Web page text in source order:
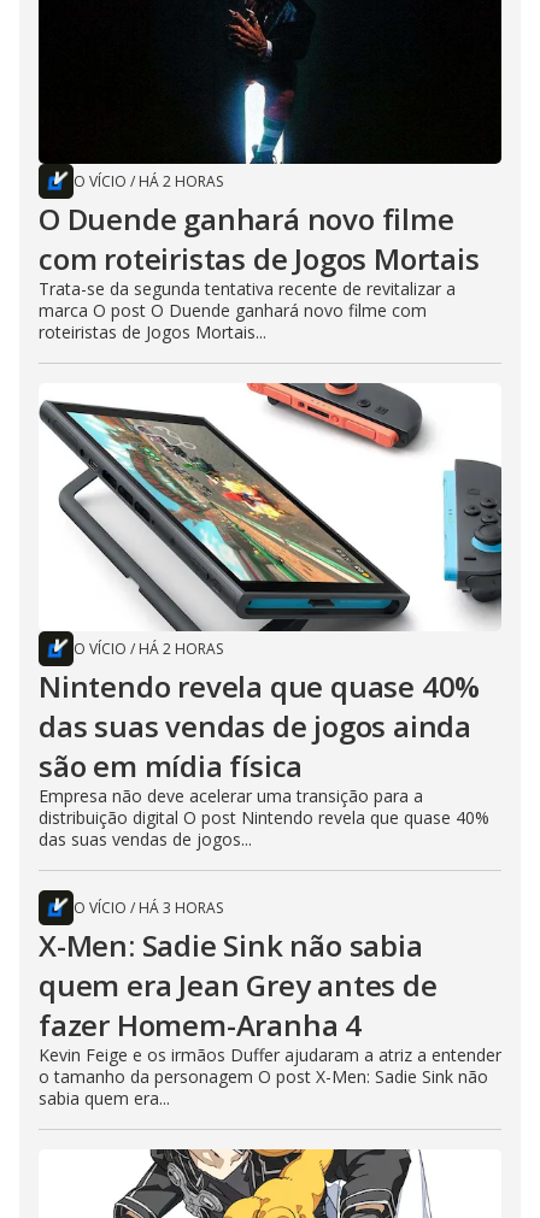
O VÍCIO / HÁ 2 HORAS
O Duende ganhará novo filme
com roteiristas de Jogos Mortais
Trata-se da segunda tentativa recente de revitalizar a
marca O post O Duende ganhará novo filme com
roteiristas de Jogos Mortais...
O VÍCIO / HÁ 2 HORAS
Nintendo revela que quase 40%
das suas vendas de jogos ainda
são em mídia física
Empresa não deve acelerar uma transição para a
distribuição digital O post Nintendo revela que quase 40%
das suas vendas de jogos...
O VÍCIO / HÁ 3 HORAS
X-Men: Sadie Sink não sabia
quem era Jean Grey antes de
fazer Homem-Aranha 4
Kevin Feige e os irmãos Duffer ajudaram a atriz a entender
o tamanho da personagem O post X-Men: Sadie Sink não
sabia quem era...